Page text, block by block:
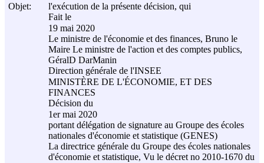
Objet:
l'exécution de la présente décision, qui
Fait le
19 mai 2020
Le ministre de l'économie et des finances, Bruno le
Maire Le ministre de l'action et des comptes publics,
GéralD DarManin
Direction générale de l'INSEE
MINISTÈRE DE L'ÉCONOMIE, ET DES
FINANCES
Décision du
1er mai 2020
portant délégation de signature au Groupe des écoles
nationales d'économie et statistique (GENES)
La directrice générale du Groupe des écoles nationales
d'économie et statistique, Vu le décret no 2010-1670 du